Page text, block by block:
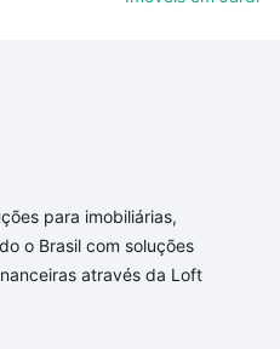
academia, salão de
1 vaga à venda em
SP?
ideal para você, com
em Jardim Novo
custam a partir de R$ 0
imobiliário
para imobiliárias,
o Brasil com soluções
através da Loft